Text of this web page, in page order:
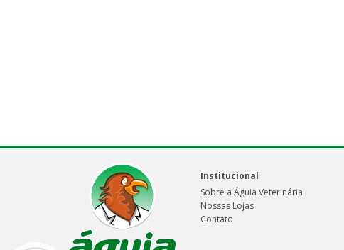
Institucional
Sobre a Águia Veterinária
Nossas Lojas
Contato